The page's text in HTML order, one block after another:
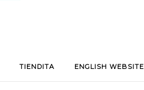
TIENDITA ENGLISH WEBSITE